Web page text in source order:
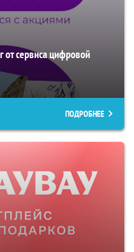
от сервиса цифровой
ПОДРОБНЕЕ